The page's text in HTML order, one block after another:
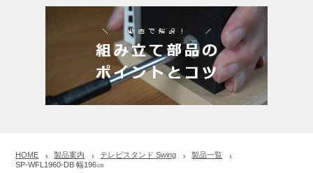
HOME 製品案内 テレビスタンド Swing
製品一覧
SP-WFL1960-DB 幅196㎝